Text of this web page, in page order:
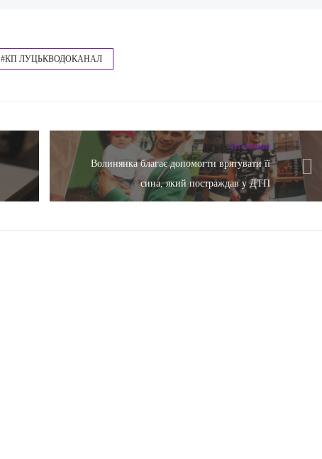
#КП ЛУЦЬКВОДОКАНАЛ
Yсі новини
Волинянка благає допомогти врятувати її
сина, який постраждав у ДТП